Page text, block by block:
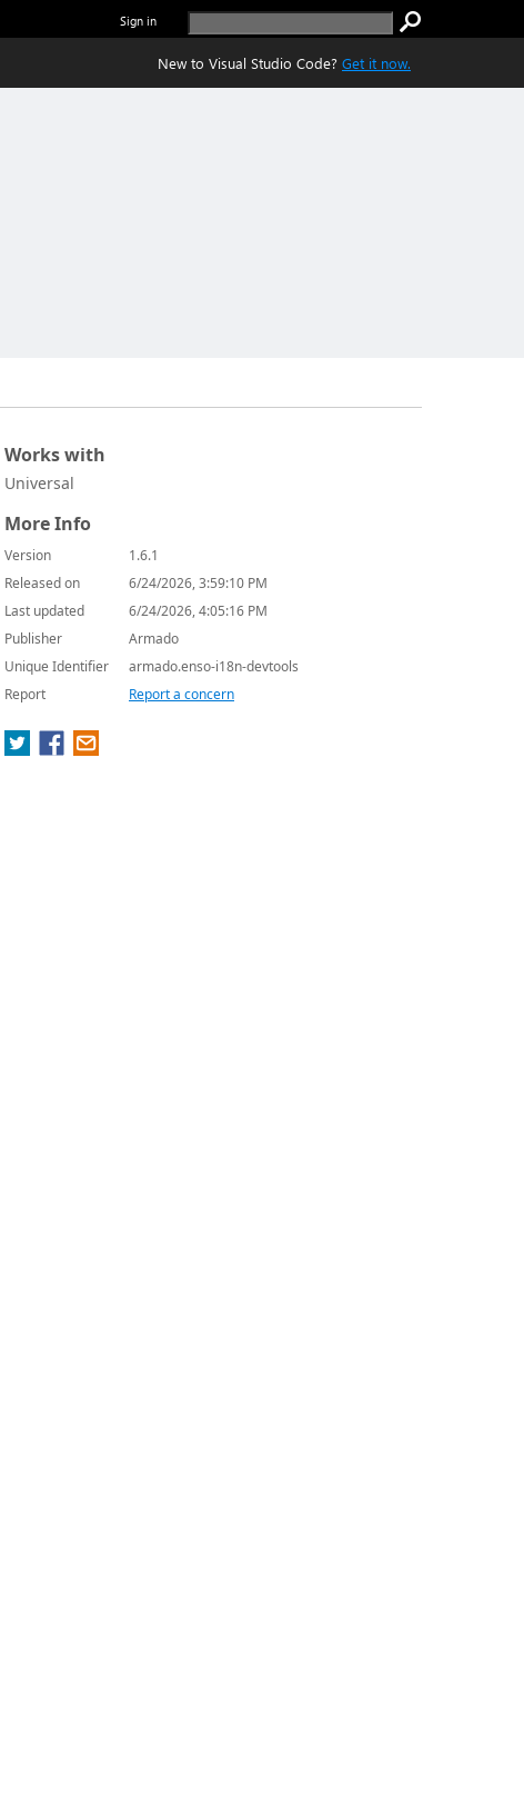
Sign in
New to Visual Studio Code? Get it now.
Works with
Universal
More Info
Version
1.6.1
Released on
6/24/2026, 3:59:10 PM
Last updated
6/24/2026, 4:05:16 PM
Publisher
Armado
Unique Identifier
armado.enso-i18n-devtools
Report
Report a concern